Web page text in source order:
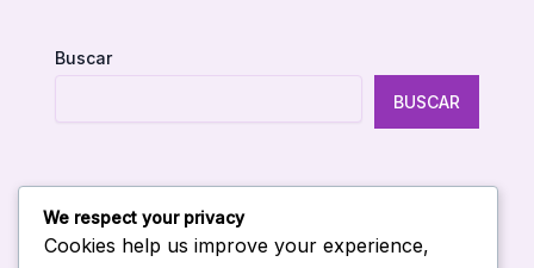
Buscar
BUSCAR
Entradas Recientes
We respect your privacy
Cookies help us improve your experience,